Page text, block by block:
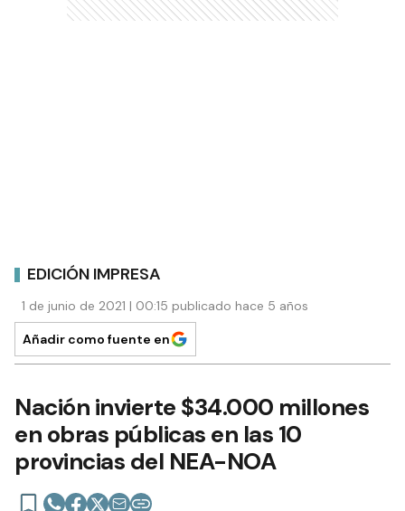
EDICIÓN IMPRESA
1 de junio de 2021 | 00:15 publicado hace 5 años
Añadir como fuente en
Nación invierte $34.000 millones
en obras públicas en las 10
provincias del NEA-NOA